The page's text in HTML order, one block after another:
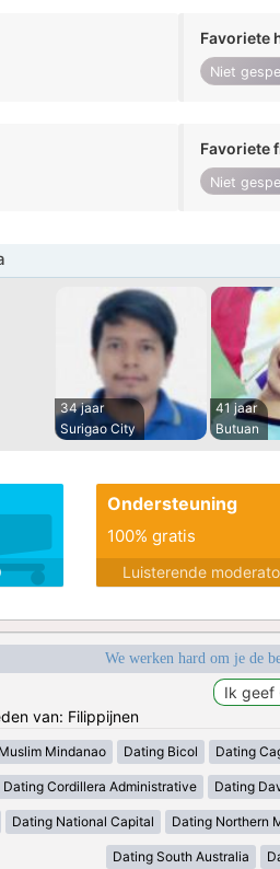
Favoriete
Niet
Favoriete
Niet
34 jaar
Surigao City
41 jaar
Butuan
Ondersteuning
100% gratis
Luisterende
We werken hard om je de
van: Filippijnen
Mindanao Dating Bicol Dating
Dating Cordillera Administrative Dating
Dating National Capital Dating Northern
Dating South Australia